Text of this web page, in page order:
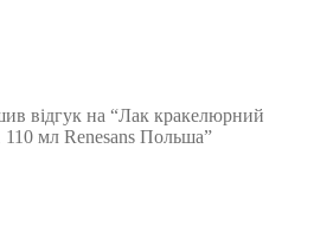
відгук на “Лак кракелюрний
мл Renesans Польша”